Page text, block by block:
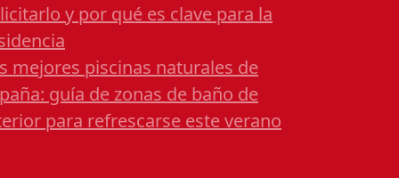
y por qué es clave para la
mejores piscinas naturales de
guía de zonas de baño de
para refrescarse este verano